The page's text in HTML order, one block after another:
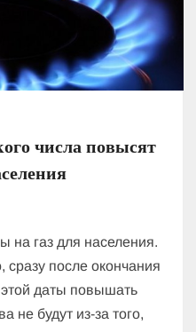
числа повысят
на газ для населения.
сразу после окончания
этой даты повышать
не будут из-за того,